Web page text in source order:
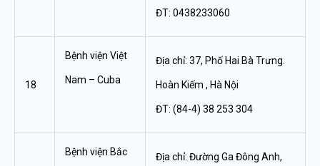
ĐT: 0438233060
18
Bệnh viện Việt
Nam – Cuba
Địa chỉ: 37, Phố Hai Bà Trưng.
Hoàn Kiếm , Hà Nội
ĐT: (84-4) 38 253 304
Bệnh viện Bắc Địa chỉ: Đường Ga Đông Anh,